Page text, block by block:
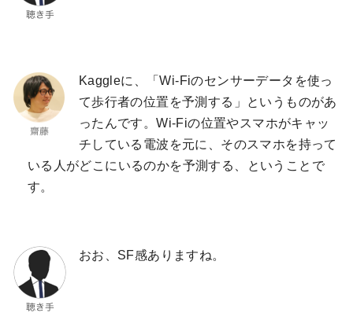
Kaggleに、「Wi-Fiのセンサーデータを使っ
て歩行者の位置を予測する」というものがあ
ったんです。Wi-Fiの位置やスマホがキャッ
チしている電波を元に、そのスマホを持って
いる人がどこにいるのかを予測する、ということで
す。
おお、SF感ありますね。